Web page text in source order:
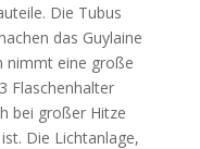
Die Tubus
das Guylaine
nimmt eine große
Flaschenhalter
bei großer Hitze
Die Lichtanlage,